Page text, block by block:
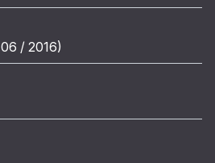
06 / 2016)